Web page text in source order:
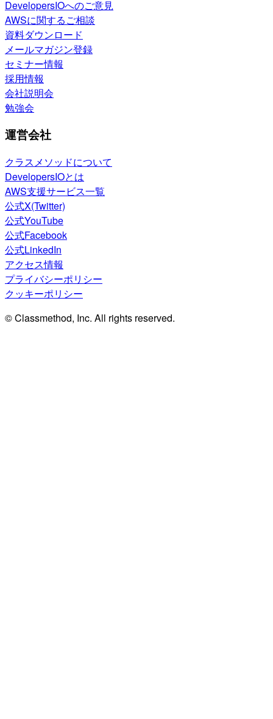
DevelopersIOへのご意見
AWSに関するご相談
資料ダウンロード
メールマガジン登録
セミナー情報
採用情報
会社説明会
勉強会
運営会社
クラスメソッドについて
DevelopersIOとは
AWS支援サービス一覧
公式X(Twitter)
公式YouTube
公式Facebook
公式LinkedIn
アクセス情報
プライバシーポリシー
クッキーポリシー
© Classmethod, Inc. All rights reserved.